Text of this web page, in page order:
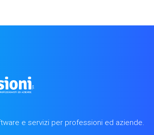
e servizi per professioni ed aziende.